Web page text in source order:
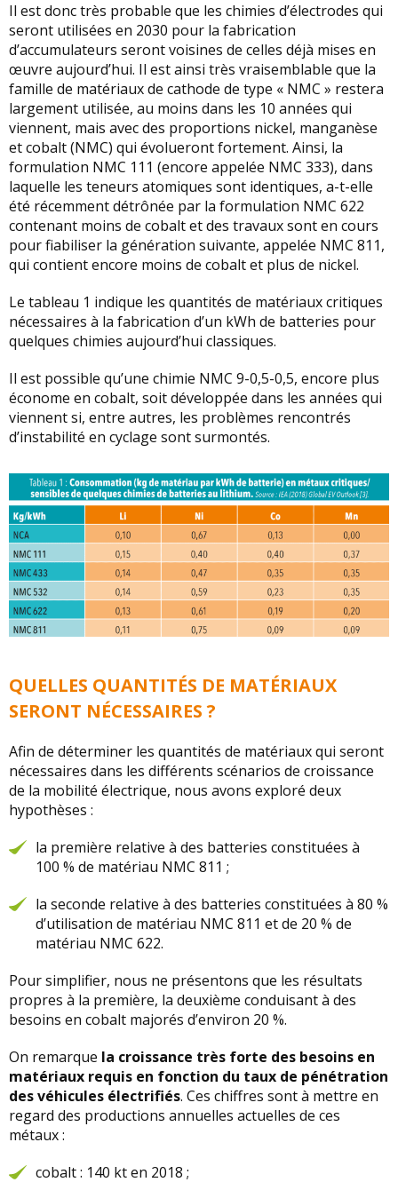
Il est donc très probable que les chimies d’électrodes qui
seront utilisées en 2030 pour la fabrication
d’accumulateurs seront voisines de celles déjà mises en
œuvre aujourd’hui. Il est ainsi très vraisemblable que la
famille de matériaux de cathode de type « NMC » restera
largement utilisée, au moins dans les 10 années qui
viennent, mais avec des proportions nickel, manganèse
et cobalt (NMC) qui évolueront fortement. Ainsi, la
formulation NMC 111 (encore appelée NMC 333), dans
laquelle les teneurs atomiques sont identiques, a-t-elle
été récemment détrônée par la formulation NMC 622
contenant moins de cobalt et des travaux sont en cours
pour fiabiliser la génération suivante, appelée NMC 811,
qui contient encore moins de cobalt et plus de nickel.
Le tableau 1 indique les quantités de matériaux critiques
nécessaires à la fabrication d’un kWh de batteries pour
quelques chimies aujourd’hui classiques.
Il est possible qu’une chimie NMC 9-0,5-0,5, encore plus
économe en cobalt, soit développée dans les années qui
viennent si, entre autres, les problèmes rencontrés
d’instabilité en cyclage sont surmontés.
QUELLES QUANTITÉS DE MATÉRIAUX
SERONT NÉCESSAIRES ?
Afin de déterminer les quantités de matériaux qui seront
nécessaires dans les différents scénarios de croissance
de la mobilité électrique, nous avons exploré deux
hypothèses :
la première relative à des batteries constituées à
100 % de matériau NMC 811 ;
la seconde relative à des batteries constituées à 80 %
d’utilisation de matériau NMC 811 et de 20 % de
matériau NMC 622.
Pour simplifier, nous ne présentons que les résultats
propres à la première, la deuxième conduisant à des
besoins en cobalt majorés d’environ 20 %.
On remarque la croissance très forte des besoins en
matériaux requis en fonction du taux de pénétration
des véhicules électrifiés. Ces chiffres sont à mettre en
regard des productions annuelles actuelles de ces
métaux :
cobalt : 140 kt en 2018 ;